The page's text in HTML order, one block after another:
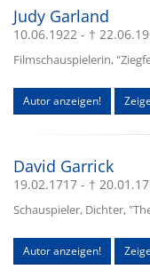
Judy Garland
10.06.1922 - †
Filmschauspielerin,
Autor anzeigen!
David Garrick
19.02.1717 - †
Schauspieler, Dichter,
Autor anzeigen!